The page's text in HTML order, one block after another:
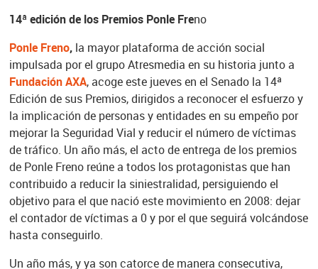
14ª edición de los Premios Ponle Freno
Ponle Freno,la mayor plataforma de acción social
impulsada por el grupo Atresmedia en su historia junto a
Fundación AXA, acoge este jueves en el Senado la 14ª
Edición de sus Premios, dirigidos a reconocer el esfuerzo y
la implicación de personas y entidades en su empeño por
mejorar la Seguridad Vial y reducir el número de víctimas
de tráfico. Un año más, el acto de entrega de los premios
de Ponle Freno reúne a todos los protagonistas que han
contribuido a reducir la siniestralidad, persiguiendo el
objetivo para el que nació este movimiento en 2008: dejar
el contador de víctimas a 0 y por el que seguirá volcándose
hasta conseguirlo.
Un año más, y ya son catorce de manera consecutiva,